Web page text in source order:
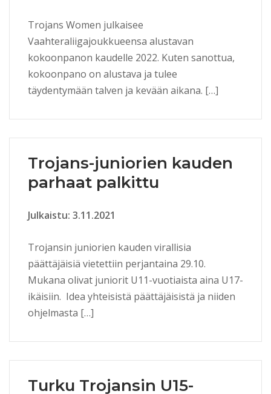
Trojans Women julkaisee
Vaahteraliigajoukkueensa alustavan
kokoonpanon kaudelle 2022. Kuten sanottua,
kokoonpano on alustava ja tulee
täydentymään talven ja kevään aikana. […]
Trojans-juniorien kauden
parhaat palkittu
Julkaistu: 3.11.2021
Trojansin juniorien kauden virallisia
päättäjäisiä vietettiin perjantaina 29.10.
Mukana olivat juniorit U11-vuotiaista aina U17-
ikäisiin. Idea yhteisistä päättäjäisistä ja niiden
ohjelmasta […]
Turku Trojansin U15-